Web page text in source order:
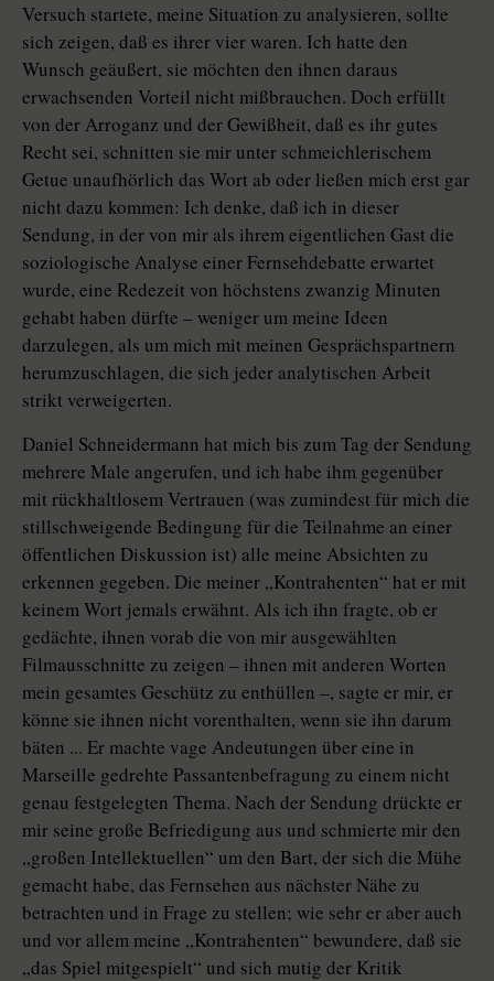
Versuch startete, meine Situation zu analysieren, sollte
sich zeigen, daß es ihrer vier waren. Ich hatte den
Wunsch geäußert, sie möchten den ihnen daraus
erwachsenden Vorteil nicht mißbrauchen. Doch erfüllt
von der Arroganz und der Gewißheit, daß es ihr gutes
Recht sei, schnitten sie mir unter schmeichlerischem
Getue unaufhörlich das Wort ab oder ließen mich erst gar
nicht dazu kommen: Ich denke, daß ich in dieser
Sendung, in der von mir als ihrem eigentlichen Gast die
soziologische Analyse einer Fernsehdebatte erwartet
wurde, eine Redezeit von höchstens zwanzig Minuten
gehabt haben dürfte – weniger um meine Ideen
darzulegen, als um mich mit meinen Gesprächspartnern
herumzuschlagen, die sich jeder analytischen Arbeit
strikt verweigerten.
Daniel Schneidermann hat mich bis zum Tag der Sendung
mehrere Male angerufen, und ich habe ihm gegenüber
mit rückhaltlosem Vertrauen (was zumindest für mich die
stillschweigende Bedingung für die Teilnahme an einer
öffentlichen Diskussion ist) alle meine Absichten zu
erkennen gegeben. Die meiner „Kontrahenten“ hat er mit
keinem Wort jemals erwähnt. Als ich ihn fragte, ob er
gedächte, ihnen vorab die von mir ausgewählten
Filmausschnitte zu zeigen – ihnen mit anderen Worten
mein gesamtes Geschütz zu enthüllen –, sagte er mir, er
könne sie ihnen nicht vorenthalten, wenn sie ihn darum
bäten ... Er machte vage Andeutungen über eine in
Marseille gedrehte Passantenbefragung zu einem nicht
genau festgelegten Thema. Nach der Sendung drückte er
mir seine große Befriedigung aus und schmierte mir den
„großen Intellektuellen“ um den Bart, der sich die Mühe
gemacht habe, das Fernsehen aus nächster Nähe zu
betrachten und in Frage zu stellen; wie sehr er aber auch
und vor allem meine „Kontrahenten“ bewundere, daß sie
„das Spiel mitgespielt“ und sich mutig der Kritik